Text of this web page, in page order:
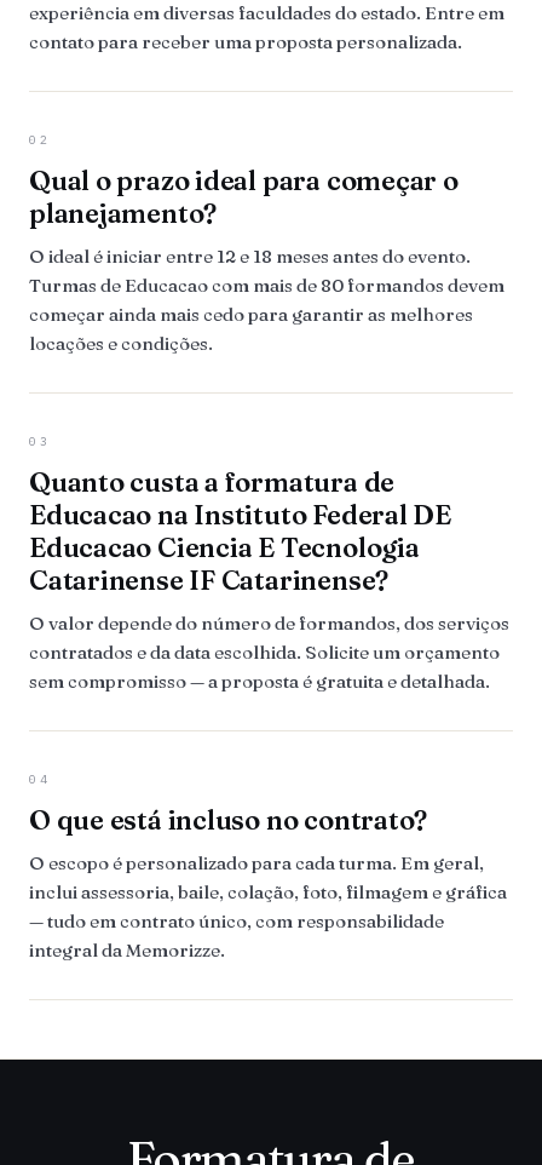
experiência em diversas faculdades do estado. Entre em
contato para receber uma proposta personalizada.
02
Qual o prazo ideal para começar o
planejamento?
O ideal é iniciar entre 12 e 18 meses antes do evento.
Turmas de Educacao com mais de 80 formandos devem
começar ainda mais cedo para garantir as melhores
locações e condições.
03
Quanto custa a formatura de
Educacao na Instituto Federal DE
Educacao Ciencia E Tecnologia
Catarinense IF Catarinense?
O valor depende do número de formandos, dos serviços
contratados e da data escolhida. Solicite um orçamento
sem compromisso — a proposta é gratuita e detalhada.
04
O que está incluso no contrato?
O escopo é personalizado para cada turma. Em geral,
inclui assessoria, baile, colação, foto, filmagem e gráfica
— tudo em contrato único, com responsabilidade
integral da Memorizze.